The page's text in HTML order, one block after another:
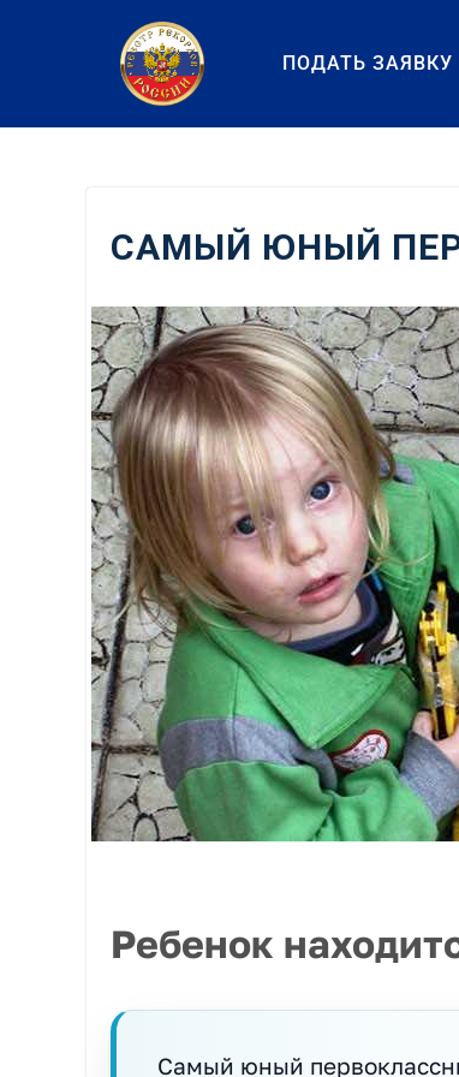
содержанию
ПОДАТЬ ЗАЯВКУ
САМЫЙ ЮНЫЙ
Ребенок
Самый юный